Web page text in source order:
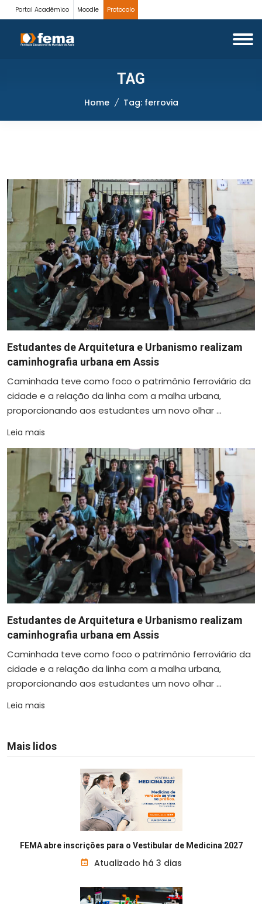
Portal Acadêmico Moodle Protocolo
TAG
Home Tag: ferrovia
Estudantes de Arquitetura e Urbanismo realizam
caminhografia urbana em Assis
Caminhada teve como foco o patrimônio ferroviário da
cidade e a relação da linha com a malha urbana,
proporcionando aos estudantes um novo olhar ...
Leia mais
Estudantes de Arquitetura e Urbanismo realizam
caminhografia urbana em Assis
Caminhada teve como foco o patrimônio ferroviário da
cidade e a relação da linha com a malha urbana,
proporcionando aos estudantes um novo olhar ...
Leia mais
Mais lidos
FEMA abre inscrições para o Vestibular de Medicina 2027
Atualizado há 3 dias